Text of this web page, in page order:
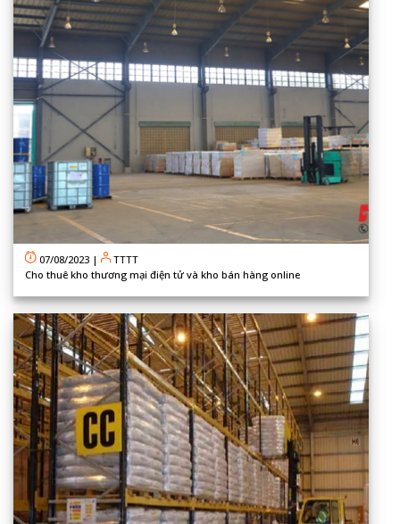
07/08/2023 |
TTTT
Cho thuê kho thương mại điện tử và kho bán hàng online